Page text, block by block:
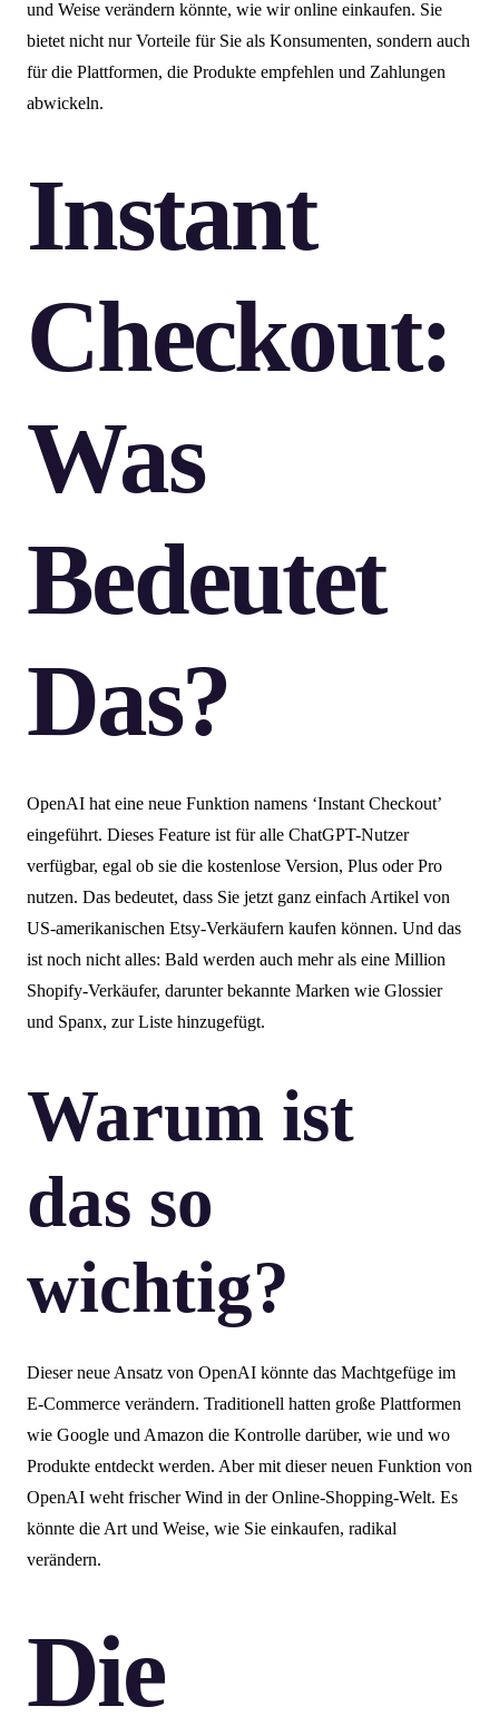
und Weise verändern könnte, wie wir online einkaufen. Sie
bietet nicht nur Vorteile für Sie als Konsumenten, sondern auch
für die Plattformen, die Produkte empfehlen und Zahlungen
abwickeln.
Instant
Checkout:
Was
Bedeutet
Das?
OpenAI hat eine neue Funktion namens ‘Instant Checkout’
eingeführt. Dieses Feature ist für alle ChatGPT-Nutzer
verfügbar, egal ob sie die kostenlose Version, Plus oder Pro
nutzen. Das bedeutet, dass Sie jetzt ganz einfach Artikel von
US-amerikanischen Etsy-Verkäufern kaufen können. Und das
ist noch nicht alles: Bald werden auch mehr als eine Million
Shopify-Verkäufer, darunter bekannte Marken wie Glossier
und Spanx, zur Liste hinzugefügt.
Warum ist
das so
wichtig?
Dieser neue Ansatz von OpenAI könnte das Machtgefüge im
E-Commerce verändern. Traditionell hatten große Plattformen
wie Google und Amazon die Kontrolle darüber, wie und wo
Produkte entdeckt werden. Aber mit dieser neuen Funktion von
OpenAI weht frischer Wind in der Online-Shopping-Welt. Es
könnte die Art und Weise, wie Sie einkaufen, radikal
verändern.
Die